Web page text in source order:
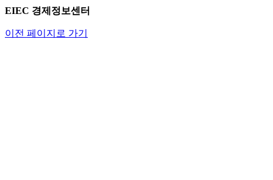
EIEC 경제정보센터
이전 페이지로 가기